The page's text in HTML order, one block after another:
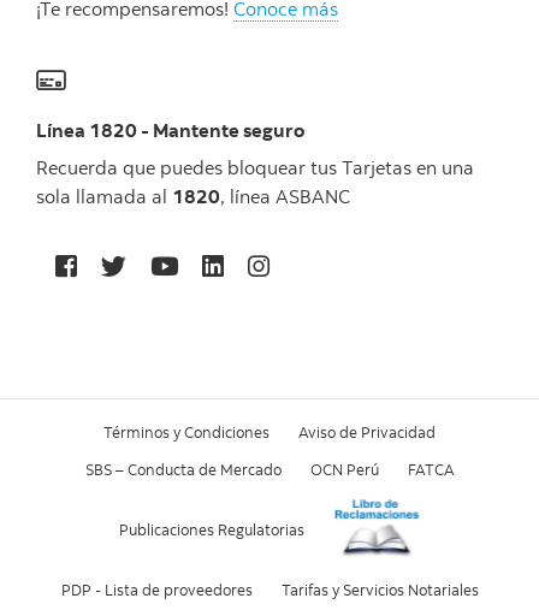
¡Te recompensaremos! Conoce más
Línea 1820 - Mantente seguro
Recuerda que puedes bloquear tus Tarjetas en una
sola llamada al 1820, línea ASBANC
Términos y Condiciones Aviso de Privacidad
SBS – Conducta de Mercado OCN Perú FATCA
Publicaciones Regulatorias
PDP - Lista de proveedores Tarifas y Servicios Notariales